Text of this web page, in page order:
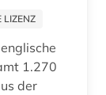
LIZENZ
1.270
der